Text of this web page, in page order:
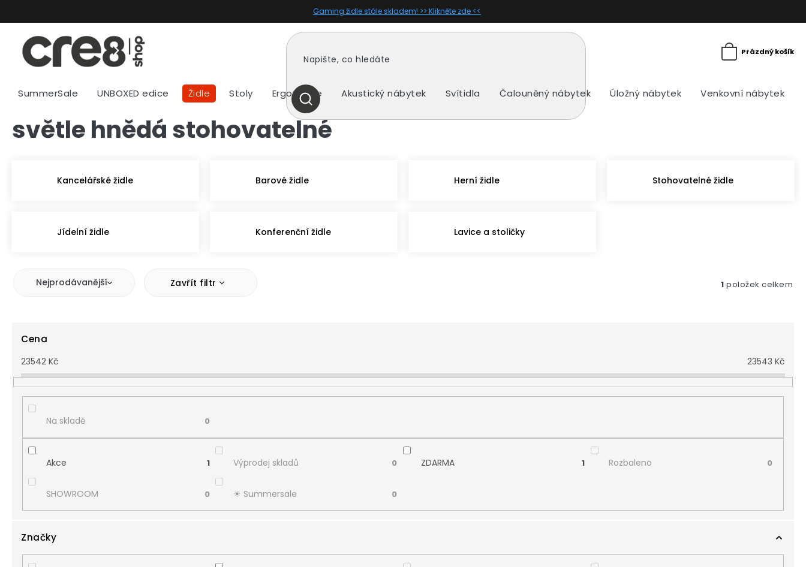
Gaming židle stále skladem! >> Klikněte zde <<
HLEDAT
Prázdný košík
SummerSale UNBOXED edice Židle Stoly Ergonomie Akustický nábytek Svítidla Čalouněný nábytek Úložný nábytek Venkovní nábytek
světle hnědá stohovatelné
Kancelářské židle Barové židle Herní židle Stohovatelné židle
Jídelní židle Konferenční židle Lavice a stoličky
Nejprodávanější 1 položek celkem
Zavřít filtr
Cena
23542 Kč 23543 Kč
Na skladě 0
Akce 1 Výprodej skladů 0 ZDARMA 1 Rozbaleno 0
SHOWROOM 0 ☀︎ Summersale 0
Značky